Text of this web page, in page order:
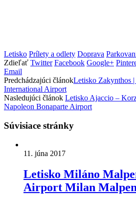
Letisko Prílety a odlety Doprava
Zdieľať Twitter Facebook Google+
Email
Predchádzajúci článokLetisko Zakynthos
International Airport
Nasledujúci článok Letisko Ajaccio –
Napoleon Bonaparte Airport
Súvisiace stránky
11. júna 2017
Letisko Miláno
Airport Milan